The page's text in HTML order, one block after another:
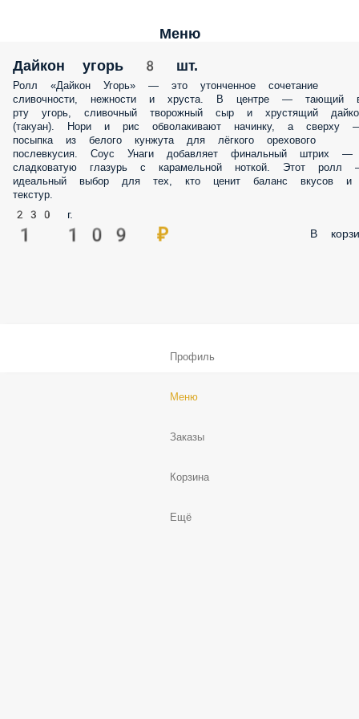
Меню
Дайкон угорь 8 шт.
Ролл «Дайкон Угорь» — это утонченное сочетание
сливочности, нежности и хруста. В центре — тающий
рту угорь, сливочный творожный сыр и хрустящий
(такуан). Нори и рис обволакивают начинку, а сверху
посыпка из белого кунжута для лёгкого орехового
послевкусия. Соус Унаги добавляет финальный штрих —
сладковатую глазурь с карамельной ноткой. Этот ролл
идеальный выбор для тех, кто ценит баланс вкусов и
текстур.
230 г.
1 109 ₽ В
Профиль
Меню
Заказы
Корзина
Ещё